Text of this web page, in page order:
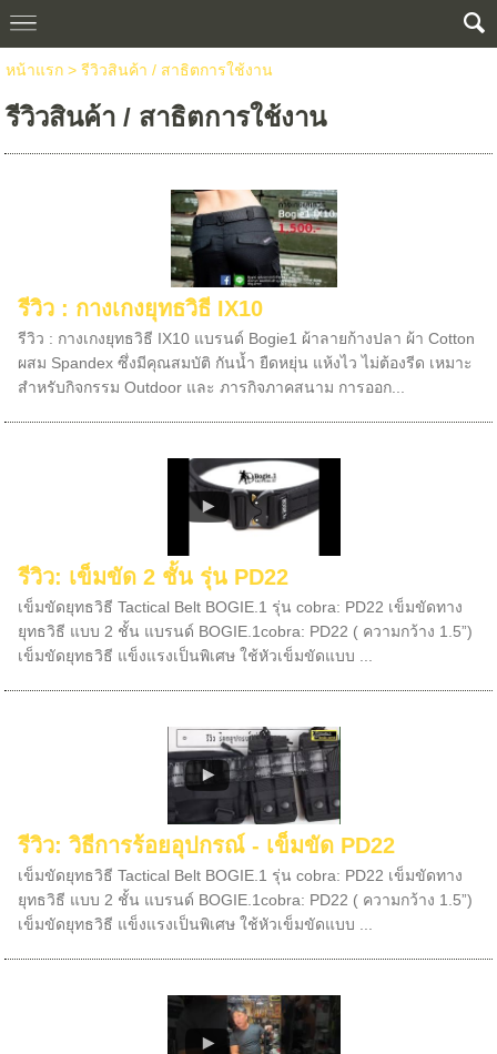
หน้าแรก > รีวิวสินค้า / สาธิตการใช้งาน
รีวิวสินค้า / สาธิตการใช้งาน
รีวิว : กางเกงยุทธวิธี IX10
รีวิว : กางเกงยุทธวิธี IX10 แบรนด์ Bogie1 ผ้าลายก้างปลา ผ้า Cotton
ผสม Spandex ซึ่งมีคุณสมบัติ กันน้ำ ยืดหยุ่น แห้งไว ไม่ต้องรีด เหมาะ
สำหรับกิจกรรม Outdoor และ ภารกิจภาคสนาม การออก...
รีวิว: เข็มขัด 2 ชั้น รุ่น PD22
เข็มขัดยุทธวิธี Tactical Belt BOGIE.1 รุ่น cobra: PD22 เข็มขัดทาง
ยุทธวิธี แบบ 2 ชั้น แบรนด์ BOGIE.1cobra: PD22 ( ความกว้าง 1.5”)
เข็มขัดยุทธวิธี แข็งแรงเป็นพิเศษ ใช้หัวเข็มขัดแบบ ...
รีวิว: วิธีการร้อยอุปกรณ์ - เข็มขัด PD22
เข็มขัดยุทธวิธี Tactical Belt BOGIE.1 รุ่น cobra: PD22 เข็มขัดทาง
ยุทธวิธี แบบ 2 ชั้น แบรนด์ BOGIE.1cobra: PD22 ( ความกว้าง 1.5”)
เข็มขัดยุทธวิธี แข็งแรงเป็นพิเศษ ใช้หัวเข็มขัดแบบ ...